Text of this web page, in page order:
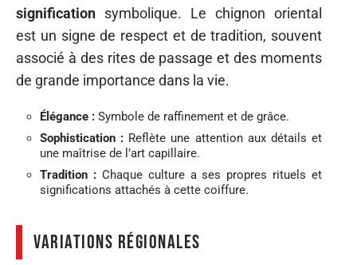
signification symbolique. Le chignon oriental
est un signe de respect et de tradition, souvent
associé à des rites de passage et des moments
de grande importance dans la vie.
Élégance : Symbole de raffinement et de grâce.
Sophistication : Reflète une attention aux détails et
une maîtrise de l’art capillaire.
Tradition :Chaque culture a ses propres rituels et
significations attachés à cette coiffure.
Variations régionales